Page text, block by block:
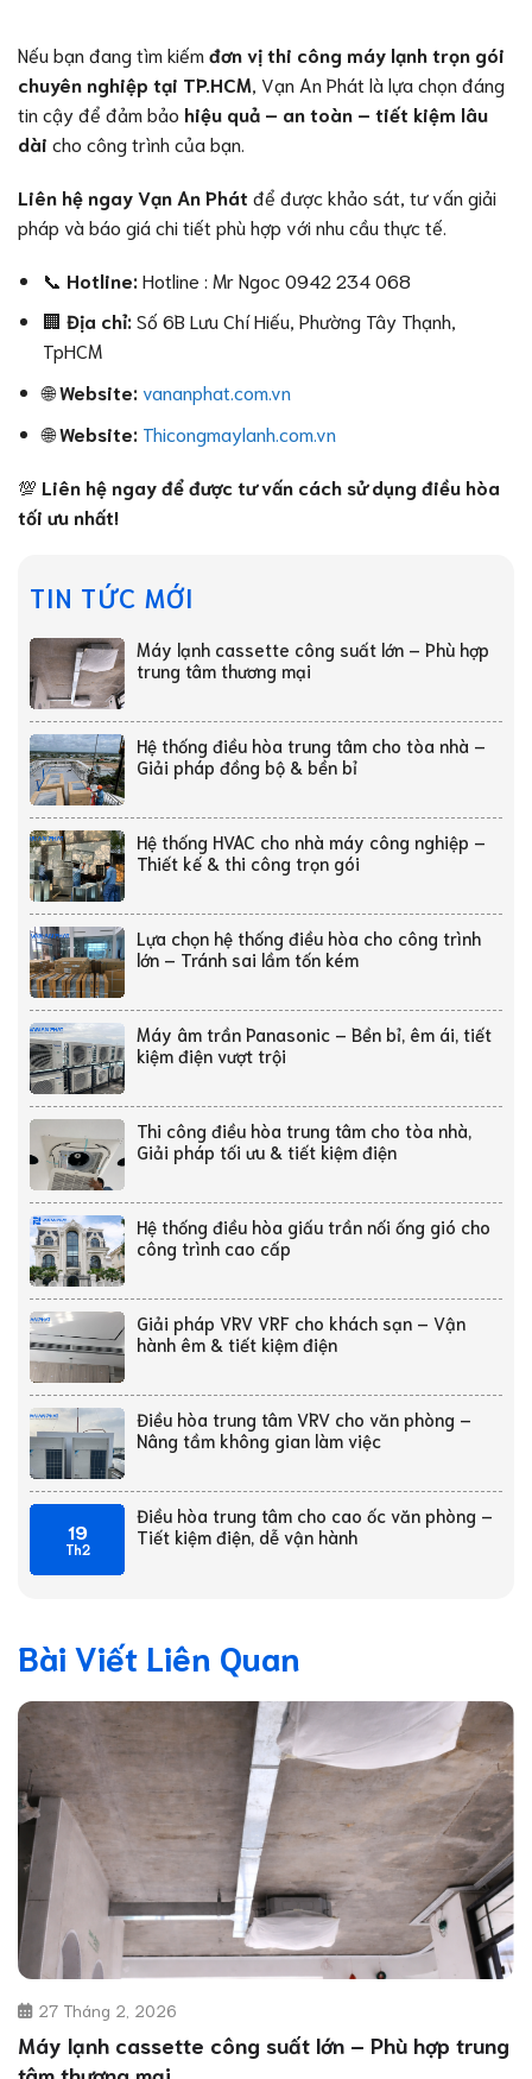
Nếu bạn đang tìm kiếm đơn vị thi công máy lạnh trọn gói
chuyên nghiệp tại TP.HCM , Vạn An Phát là lựa chọn đáng
tin cậy để đảm bảo hiệu quả – an toàn – tiết kiệm lâu
dài cho công trình của bạn.
Liên hệ ngay Vạn An Phát để được khảo sát, tư vấn giải
pháp và báo giá chi tiết phù hợp với nhu cầu thực tế.
📞 Hotline: Hotline : Mr Ngoc 0942 234 068
🏢 Địa chỉ: Số 6B Lưu Chí Hiếu, Phường Tây Thạnh,
TpHCM
🌐Website: vananphat.com.vn
🌐Website: Thicongmaylanh.com.vn
💯 Liên hệ ngay để được tư vấn cách sử dụng điều hòa
tối ưu nhất!
TIN TỨC MỚI
Máy lạnh cassette công suất lớn – Phù hợp
trung tâm thương mại
Hệ thống điều hòa trung tâm cho tòa nhà –
Giải pháp đồng bộ & bền bỉ
Hệ thống HVAC cho nhà máy công nghiệp –
Thiết kế & thi công trọn gói
Lựa chọn hệ thống điều hòa cho công trình
lớn – Tránh sai lầm tốn kém
Máy âm trần Panasonic – Bền bỉ, êm ái, tiết
kiệm điện vượt trội
Thi công điều hòa trung tâm cho tòa nhà,
Giải pháp tối ưu & tiết kiệm điện
Hệ thống điều hòa giấu trần nối ống gió cho
công trình cao cấp
Giải pháp VRV VRF cho khách sạn – Vận
hành êm & tiết kiệm điện
Điều hòa trung tâm VRV cho văn phòng –
Nâng tầm không gian làm việc
19
Th2
Điều hòa trung tâm cho cao ốc văn phòng –
Tiết kiệm điện, dễ vận hành
Bài Viết Liên Quan
Máy lạnh cassette công suất lớn – Phù hợp trung
27 Tháng 2, 2026